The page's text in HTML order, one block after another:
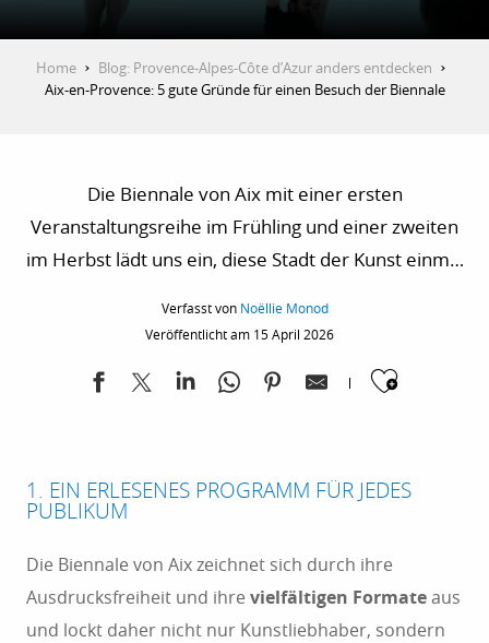
Home
Blog: Provence-Alpes-Côte d’Azur anders entdecken
Aix-en-Provence: 5 gute Gründe für einen Besuch der Biennale
Die Biennale von Aix mit einer ersten
Veranstaltungsreihe im Frühling und einer zweiten
im Herbst lädt uns ein, diese Stadt der Kunst einmal
zeitgenössisches Kunstschaffen, italienische
Biennale verwandelt Aix-en-Provence und ihre
Verfasst von Noëllie Monod
Veröffentlicht am 15 April 2026
1. EIN ERLESENES PROGRAMM FÜR JEDES
PUBLIKUM
Die Biennale von Aix zeichnet sich durch ihre
Ausdrucksfreiheit und ihre vielfältigen Formateaus
und lockt daher nicht nur Kunstliebhaber, sondern